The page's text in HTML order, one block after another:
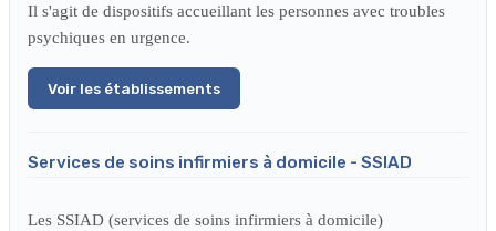
Il s'agit de dispositifs accueillant les personnes avec troubles
psychiques en urgence.
Voir les établissements
Services de soins infirmiers à domicile - SSIAD
Les SSIAD (services de soins infirmiers à domicile)